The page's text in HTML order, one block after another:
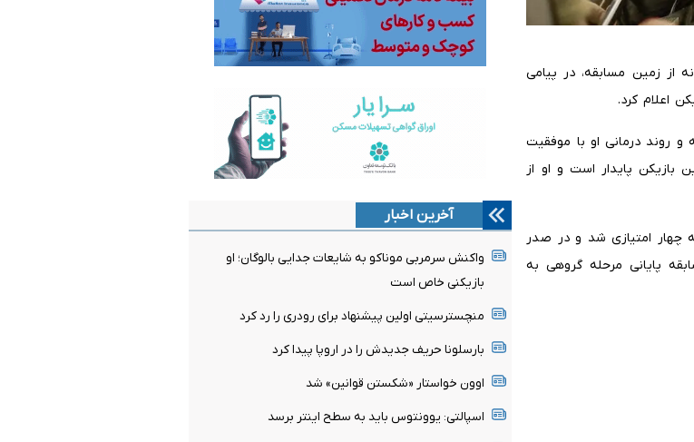
از زمین مسابقه، در پیامی
اعلام کرد.
قرار گرفته و روند درمانی او با موفقیت
بازیکن پایدار است و او از
با این نتیجه چهار امتیازی شد و در صدر
پایانی مرحله گروهی به
آخرین اخبار
واکنش سرمربی موناکو به شایعات جدایی بالوگان؛ او
بازیکنی خاص است
منچسترسیتی اولین پیشنهاد برای رودری را رد کرد
بارسلونا حریف جدیدش را در اروپا پیدا کرد
اوون خواستار «شکستن قوانین» شد
اسپالتی: یوونتوس باید به سطح اینتر برسد